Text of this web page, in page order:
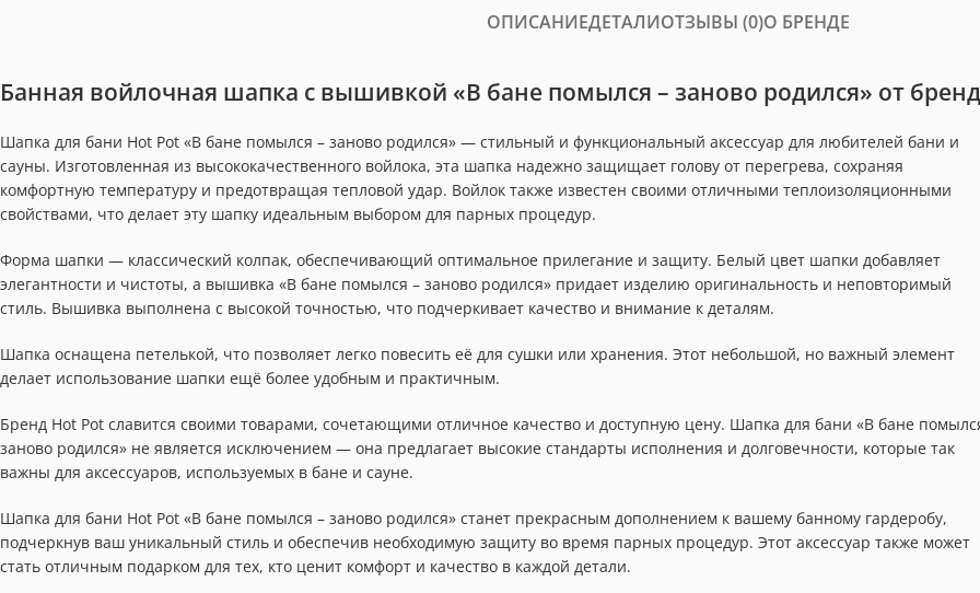
ОПИСАНИЕДЕТАЛИОТЗЫВЫ (0)О БРЕНДЕ
Банная войлочная шапка с вышивкой «В бане помылся – заново родился» от
Шапка для бани Hot Pot «В бане помылся – заново родился» — стильный и функциональный аксессуар для любителей бани и
сауны. Изготовленная из высококачественного войлока, эта шапка надежно защищает голову от перегрева, сохраняя
комфортную температуру и предотвращая тепловой удар. Войлок также известен своими отличными теплоизоляционными
свойствами, что делает эту шапку идеальным выбором для парных процедур.
Форма шапки — классический колпак, обеспечивающий оптимальное прилегание и защиту. Белый цвет шапки добавляет
элегантности и чистоты, а вышивка «В бане помылся – заново родился» придает изделию оригинальность и неповторимый
стиль. Вышивка выполнена с высокой точностью, что подчеркивает качество и внимание к деталям.
Шапка оснащена петелькой, что позволяет легко повесить её для сушки или хранения. Этот небольшой, но важный элемент
делает использование шапки ещё более удобным и практичным.
Бренд Hot Pot славится своими товарами, сочетающими отличное качество и доступную цену. Шапка для бани «В бане
заново родился» не является исключением — она предлагает высокие стандарты исполнения и долговечности, которые так
важны для аксессуаров, используемых в бане и сауне.
Шапка для бани Hot Pot «В бане помылся – заново родился» станет прекрасным дополнением к вашему банному гардеробу,
подчеркнув ваш уникальный стиль и обеспечив необходимую защиту во время парных процедур. Этот аксессуар также может
стать отличным подарком для тех, кто ценит комфорт и качество в каждой детали.